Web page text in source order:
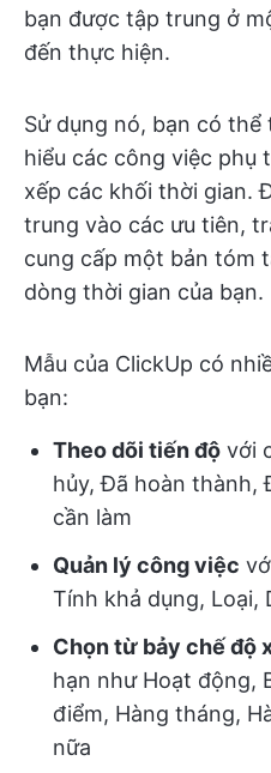
bạn được tập trung ở
đến thực hiện.
Sử dụng nó, bạn có
hiểu các công việc phụ
xếp các khối thời gian.
trung vào các ưu tiên,
cung cấp một bản tóm
dòng thời gian của bạn.
Mẫu của ClickUp có
bạn:
Theo dõi tiến độ với
hủy, Đã hoàn thành,
cần làm
Quản lý công việc
Tính khả dụng, Loại,
Chọn từ bảy chế độ
hạn như Hoạt động,
điểm, Hàng tháng,
nữa